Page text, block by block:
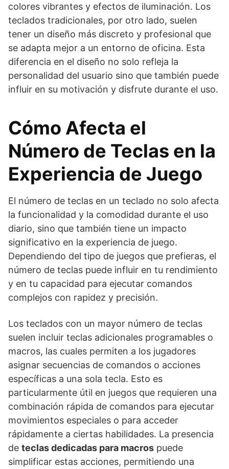
colores vibrantes y efectos de iluminación. Los
teclados tradicionales, por otro lado, suelen
tener un diseño más discreto y profesional que
se adapta mejor a un entorno de oficina. Esta
diferencia en el diseño no solo refleja la
personalidad del usuario sino que también puede
influir en su motivación y disfrute durante el uso.
Cómo Afecta el
Número de Teclas en la
Experiencia de Juego
El número de teclas en un teclado no solo afecta
la funcionalidad y la comodidad durante el uso
diario, sino que también tiene un impacto
significativo en la experiencia de juego.
Dependiendo del tipo de juegos que prefieras, el
número de teclas puede influir en tu rendimiento
y en tu capacidad para ejecutar comandos
complejos con rapidez y precisión.
Los teclados con un mayor número de teclas
suelen incluir teclas adicionales programables o
macros, las cuales permiten a los jugadores
asignar secuencias de comandos o acciones
específicas a una sola tecla. Esto es
particularmente útil en juegos que requieren una
combinación rápida de comandos para ejecutar
movimientos especiales o para acceder
rápidamente a ciertas habilidades. La presencia
de teclas dedicadas para macros puede
simplificar estas acciones, permitiendo una